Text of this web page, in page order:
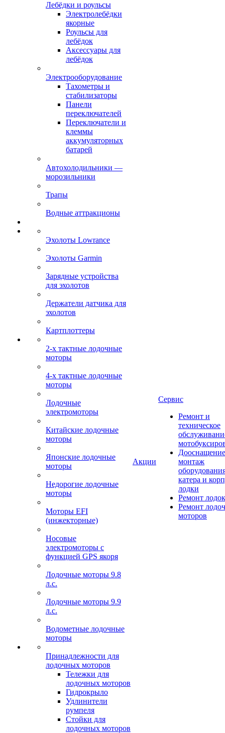
Лебёдки и роульсы
Электролебёдки
якорные
Роульсы для
лебёдок
Аксессуары для
лебёдок
Электрооборудование
Тахометры и
стабилизаторы
Панели
переключателей
Переключатели и
клеммы
аккумуляторных
батарей
Автохолодильники —
морозильники
Трапы
Водные аттракционы
Эхолоты Lowrance
Эхолоты Garmin
Зарядные устройства
для эхолотов
Держатели датчика для
эхолотов
Картплоттеры
2-х тактные лодочные
моторы
4-х тактные лодочные
моторы
Лодочные
электромоторы
Китайские лодочные
моторы
Японские лодочные
моторы
Недорогие лодочные
моторы
Моторы EFI
(инжекторные)
Носовые
электромоторы с
функцией GPS якоря
Лодочные моторы 9.8
л.с.
Лодочные моторы 9.9
л.с.
Водометные лодочные
моторы
Принадлежности для
лодочных моторов
Тележки для
лодочных моторов
Гидрокрыло
Удлинители
румпеля
Стойки для
лодочных моторов
Акции
Сервис
Ремонт и
техническое
монтаж
катера и
лодки
Ремонт
Ремонт
моторов